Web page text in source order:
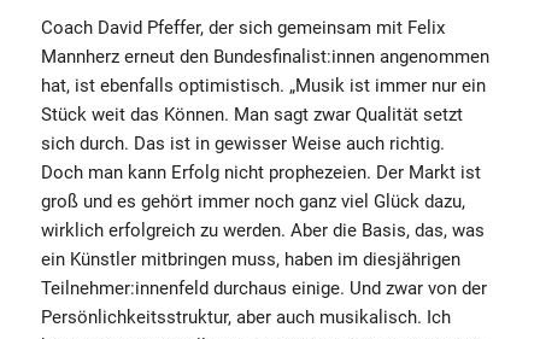
Coach David Pfeffer, der sich gemeinsam mit Felix
Mannherz erneut den Bundesfinalist:innen angenommen
hat, ist ebenfalls optimistisch. „Musik ist immer nur ein
Stück weit das Können. Man sagt zwar Qualität setzt
sich durch. Das ist in gewisser Weise auch richtig.
Doch man kann Erfolg nicht prophezeien. Der Markt ist
groß und es gehört immer noch ganz viel Glück dazu,
wirklich erfolgreich zu werden. Aber die Basis, das, was
ein Künstler mitbringen muss, haben im diesjährigen
Teilnehmer:innenfeld durchaus einige. Und zwar von der
Persönlichkeitsstruktur, aber auch musikalisch. Ich